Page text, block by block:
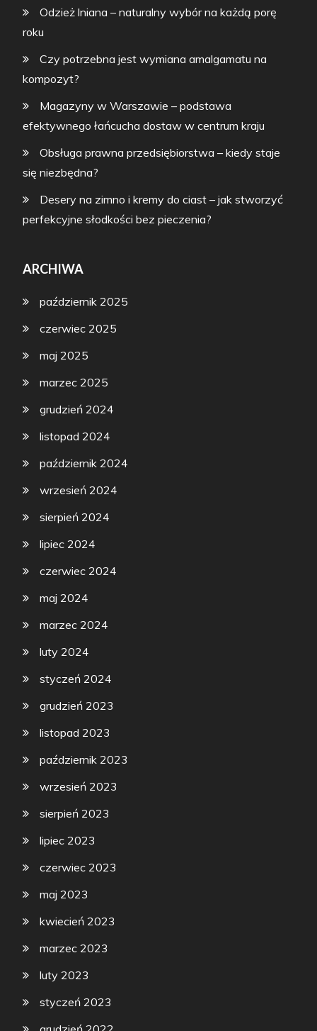
Odzież lniana – naturalny wybór na każdą porę
roku
Czy potrzebna jest wymiana amalgamatu na
kompozyt?
Magazyny w Warszawie – podstawa
efektywnego łańcucha dostaw w centrum kraju
Obsługa prawna przedsiębiorstwa – kiedy staje
się niezbędna?
Desery na zimno i kremy do ciast – jak stworzyć
perfekcyjne słodkości bez pieczenia?
ARCHIWA
październik 2025
czerwiec 2025
maj 2025
marzec 2025
grudzień 2024
listopad 2024
październik 2024
wrzesień 2024
sierpień 2024
lipiec 2024
czerwiec 2024
maj 2024
marzec 2024
luty 2024
styczeń 2024
grudzień 2023
listopad 2023
październik 2023
wrzesień 2023
sierpień 2023
lipiec 2023
czerwiec 2023
maj 2023
kwiecień 2023
marzec 2023
luty 2023
styczeń 2023